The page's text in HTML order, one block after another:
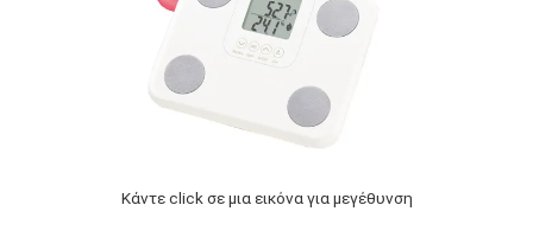
Κάντε click σε μια εικόνα για μεγέθυνση